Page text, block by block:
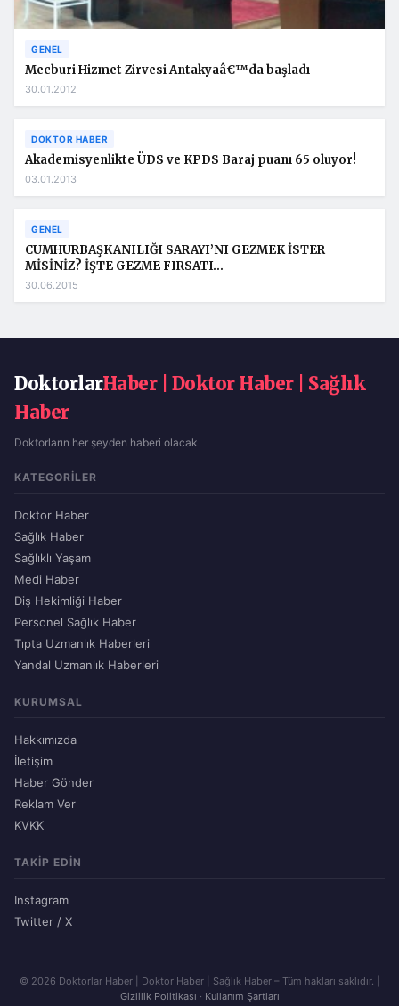
GENEL
Mecburi Hizmet Zirvesi Antakyaâ€™da başladı
30.01.2012
DOKTOR HABER
Akademisyenlikte ÜDS ve KPDS Baraj puanı 65 oluyor!
03.01.2013
GENEL
CUMHURBAŞKANILIĞI SARAYI’NI GEZMEK İSTER
MİSİNİZ? İŞTE GEZME FIRSATI…
30.06.2015
DoktorlarHaber | Doktor Haber | Sağlık
Haber
Doktorların her şeyden haberi olacak
KATEGORILER
Doktor Haber
Sağlık Haber
Sağlıklı Yaşam
Medi Haber
Diş Hekimliği Haber
Personel Sağlık Haber
Tıpta Uzmanlık Haberleri
Yandal Uzmanlık Haberleri
KURUMSAL
Hakkımızda
İletişim
Haber Gönder
Reklam Ver
KVKK
TAKIP EDIN
Instagram
Twitter / X
© 2026 Doktorlar Haber | Doktor Haber | Sağlık Haber – Tüm hakları saklıdır. |
Gizlilik Politikası · Kullanım Şartları